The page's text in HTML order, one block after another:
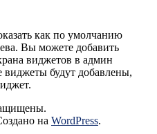
как по умолчанию
Вы можете добавить
виджетов в админ
виджеты будут добавлены,
на WordPress.